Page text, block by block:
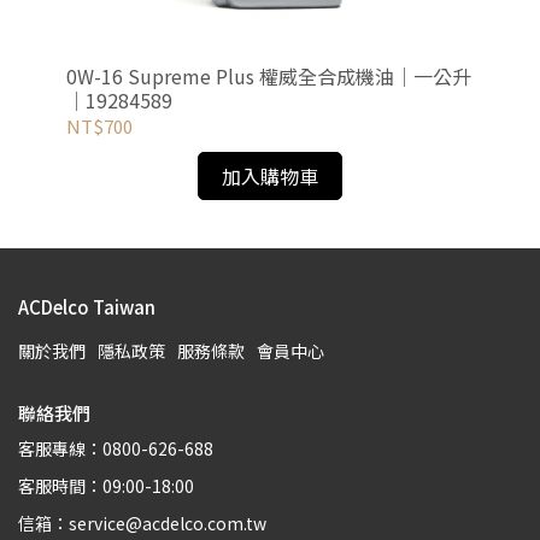
0W-16 Supreme Plus 權威全合成機油｜一公升
｜19284589
NT$700
加入購物車
ACDelco Taiwan
關於我們 隱私政策 服務條款 會員中心
聯絡我們
客服專線：0800-626-688
客服時間：09:00-18:00
信箱：service@acdelco.com.tw